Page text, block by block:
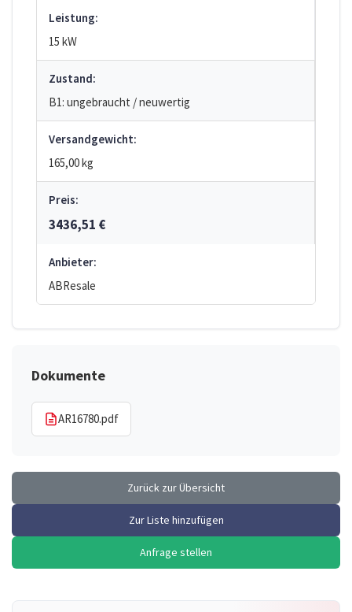
Leistung:
15 kW
Zustand:
B1: ungebraucht / neuwertig
Versandgewicht:
165,00 kg
Preis:
3436,51 €
Anbieter:
ABResale
Dokumente
AR16780.pdf
Zurück zur Übersicht
Zur Liste hinzufügen
Anfrage stellen